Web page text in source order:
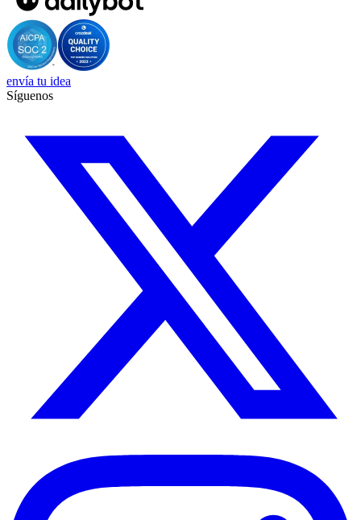
envía tu idea
Síguenos